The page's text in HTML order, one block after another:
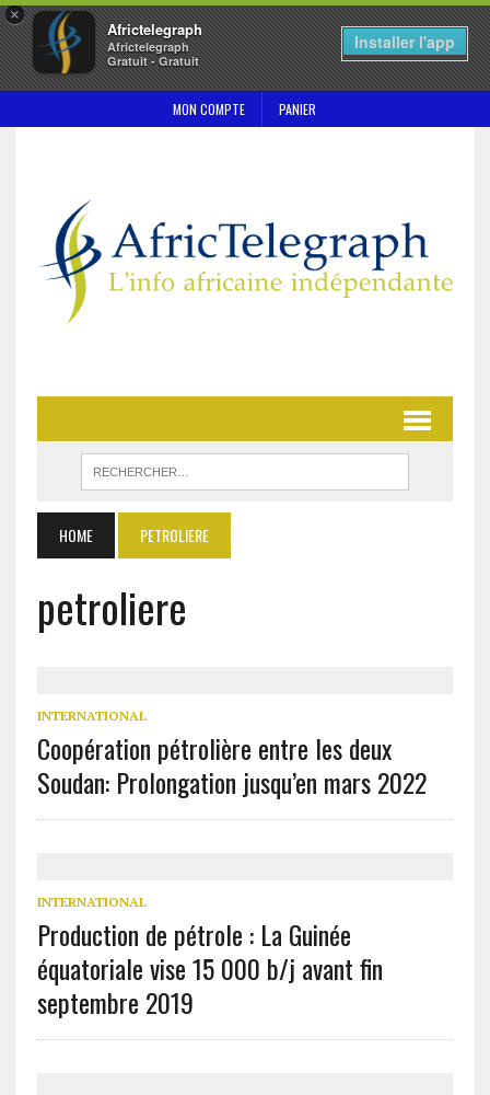
×
Africtelegraph
Africtelegraph
Gratuit - Gratuit
Installer l'app
MON COMPTE PANIER
HOME PETROLIERE
petroliere
INTERNATIONAL
Coopération pétrolière entre les deux
Soudan: Prolongation jusqu’en mars 2022
INTERNATIONAL
Production de pétrole : La Guinée
équatoriale vise 15 000 b/j avant fin
septembre 2019